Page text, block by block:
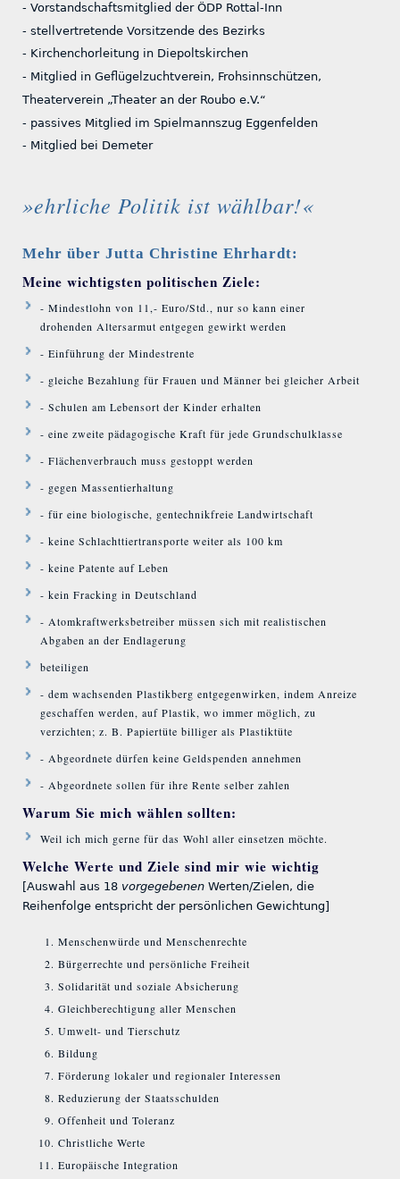
- Vorstandschaftsmitglied der ÖDP Rottal-Inn
- stellvertretende Vorsitzende des Bezirks
- Kirchenchorleitung in Diepoltskirchen
- Mitglied in Geflügelzuchtverein, Frohsinnschützen,
Theaterverein „Theater an der Roubo e.V.“
- passives Mitglied im Spielmannszug Eggenfelden
- Mitglied bei Demeter
»ehrliche Politik ist wählbar!«
Mehr über Jutta Christine Ehrhardt:
Meine wichtigsten politischen Ziele:
- Mindestlohn von 11,- Euro/Std., nur so kann einer
drohenden Altersarmut entgegen gewirkt werden
- Einführung der Mindestrente
- gleiche Bezahlung für Frauen und Männer bei gleicher Arbeit
- Schulen am Lebensort der Kinder erhalten
- eine zweite pädagogische Kraft für jede Grundschulklasse
- Flächenverbrauch muss gestoppt werden
- gegen Massentierhaltung
- für eine biologische, gentechnikfreie Landwirtschaft
- keine Schlachttiertransporte weiter als 100 km
- keine Patente auf Leben
- kein Fracking in Deutschland
- Atomkraftwerksbetreiber müssen sich mit realistischen
Abgaben an der Endlagerung
beteiligen
- dem wachsenden Plastikberg entgegenwirken, indem Anreize
geschaffen werden, auf Plastik, wo immer möglich, zu
verzichten; z. B. Papiertüte billiger als Plastiktüte
- Abgeordnete dürfen keine Geldspenden annehmen
- Abgeordnete sollen für ihre Rente selber zahlen
Warum Sie mich wählen sollten:
Weil ich mich gerne für das Wohl aller einsetzen möchte.
Welche Werte und Ziele sind mir wie wichtig
[Auswahl aus 18 vorgegebenen Werten/Zielen, die
Reihenfolge entspricht der persönlichen Gewichtung]
Menschenwürde und Menschenrechte
Bürgerrechte und persönliche Freiheit
Solidarität und soziale Absicherung
Gleichberechtigung aller Menschen
Umwelt- und Tierschutz
Bildung
Förderung lokaler und regionaler Interessen
Reduzierung der Staatsschulden
Offenheit und Toleranz
Christliche Werte
Europäische Integration